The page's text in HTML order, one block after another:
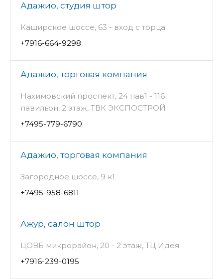
Адажио, студия штор
Каширское шоссе, 63 - вход с торца
+7916-664-9298
Адажио, торговая компания
Нахимовский проспект, 24 пав1 - 116
павильон, 2 этаж, ТВК ЭКСПОСТРОЙ
+7495-779-6790
Адажио, торговая компания
Загородное шоссе, 9 к1
+7495-958-6811
Ажур, салон штор
ЦОВБ микрорайон, 20 - 2 этаж, ТЦ Идея
+7916-239-0195